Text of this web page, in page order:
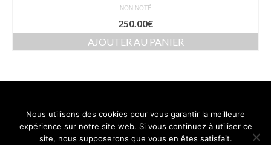
NON NOTÉ
250.00€
AJOUTER AU PANIER
Contact
Conditions générales de vente
Politique de confidentialité
Nous utilisons des cookies pour vous garantir la meilleure
expérience sur notre site web. Si vous continuez à utiliser ce
site, nous supposerons que vous en êtes satisfait.